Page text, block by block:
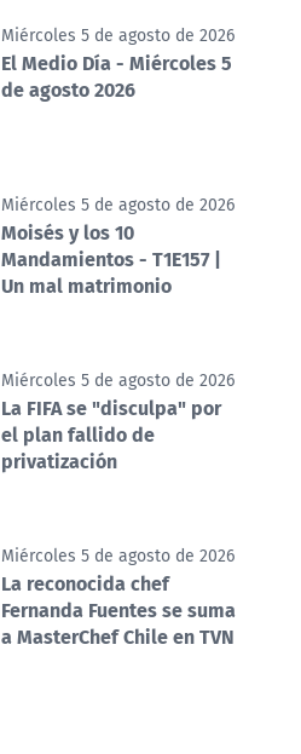
Miércoles 5 de agosto de 2026
El Medio Día - Miércoles 5
de agosto 2026
Miércoles 5 de agosto de 2026
Moisés y los 10
Mandamientos - T1E157 |
Un mal matrimonio
Miércoles 5 de agosto de 2026
La FIFA se "disculpa" por
el plan fallido de
privatización
Miércoles 5 de agosto de 2026
La reconocida chef
Fernanda Fuentes se suma
a MasterChef Chile en TVN